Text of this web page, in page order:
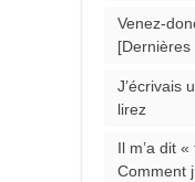
Venez-
J’écrivais
lirez
Il m’a dit
Comment